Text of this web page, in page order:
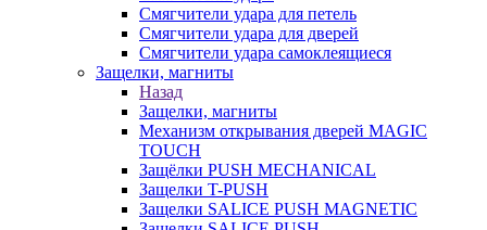
Смягчители удара для петель
Смягчители удара для дверей
Cмягчители удара самоклеящиеся
Защелки, магниты
Назад
Защелки, магниты
Механизм открывания дверей MAGIC
TOUCH
Защёлки PUSH MECHANICAL
Защелки T-PUSH
Защелки SALICE PUSH MAGNETIC